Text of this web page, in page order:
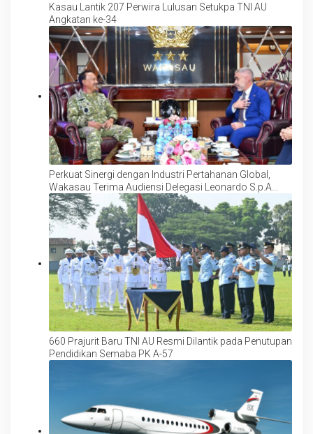
Kasau Lantik 207 Perwira Lulusan Setukpa TNI AU
Angkatan ke-34
Perkuat Sinergi dengan Industri Pertahanan Global,
Wakasau Terima Audiensi Delegasi Leonardo S.p.A
Italia
660 Prajurit Baru TNI AU Resmi Dilantik pada Penutupan
Pendidikan Semaba PK A-57